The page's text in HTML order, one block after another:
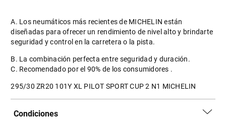
A. Los neumáticos más recientes de MICHELIN están
diseñadas para ofrecer un rendimiento de nivel alto y brindarte
seguridad y control en la carretera o la pista.
B. La combinación perfecta entre seguridad y duración.
C. Recomendado por el 90% de los consumidores .
295/30 ZR20 101Y XL PILOT SPORT CUP 2 N1 MICHELIN
Condiciones